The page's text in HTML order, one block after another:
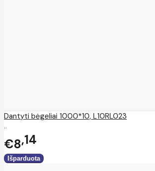
Dantyti bėgeliai 1000*10, L10RL023
..
€8 14